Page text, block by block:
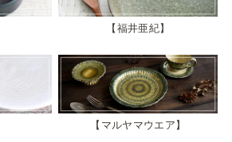
福井亜紀
マルヤマウエア